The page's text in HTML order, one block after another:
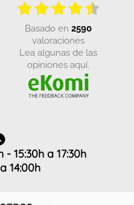
basado en 2590
valoraciones
Lea algunas de las
opiniones aquí.
- 15:30h a 17:30h
14:00h